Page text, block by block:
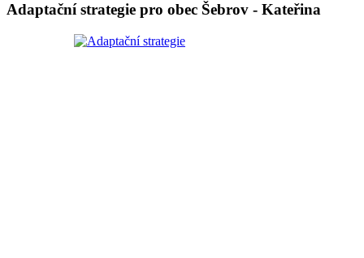
Adaptační strategie pro obec Šebrov - Kateřina